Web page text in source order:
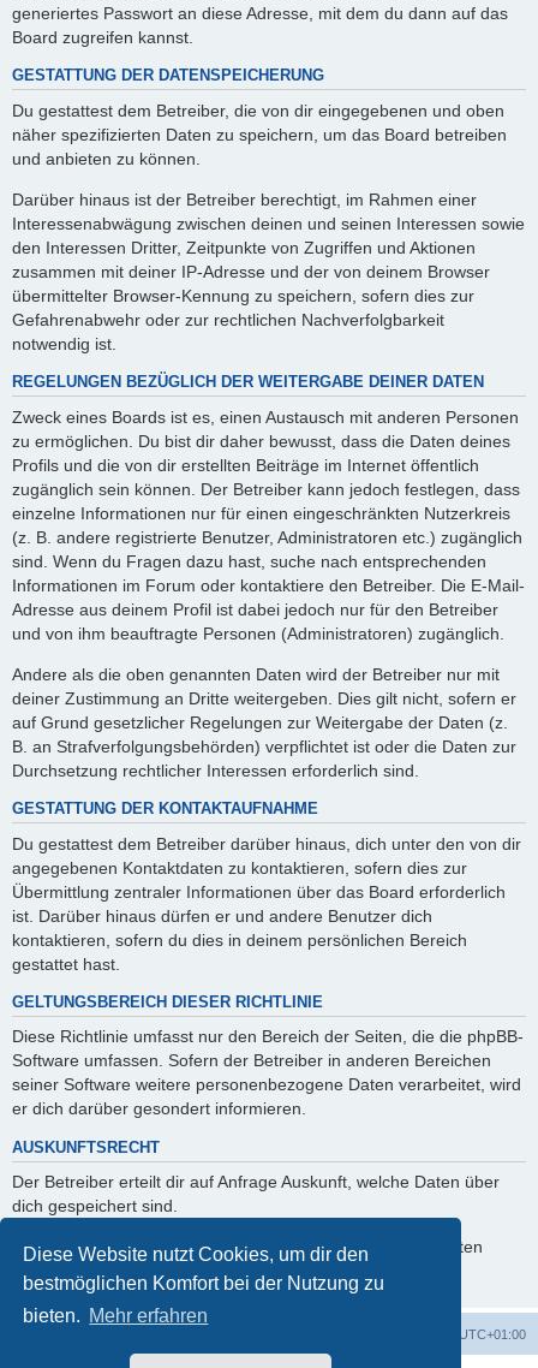
Diese Website nutzt Cookies, um dir den
bestmöglichen Komfort bei der Nutzung zu
bieten. Mehr erfahren
generiertes Passwort an diese Adresse, mit dem du dann auf das
Board zugreifen kannst.
GESTATTUNG DER DATENSPEICHERUNG
Du gestattest dem Betreiber, die von dir eingegebenen und oben
näher spezifizierten Daten zu speichern, um das Board betreiben
und anbieten zu können.
Darüber hinaus ist der Betreiber berechtigt, im Rahmen einer
Interessenabwägung zwischen deinen und seinen Interessen sowie
den Interessen Dritter, Zeitpunkte von Zugriffen und Aktionen
zusammen mit deiner IP-Adresse und der von deinem Browser
übermittelter Browser-Kennung zu speichern, sofern dies zur
Gefahrenabwehr oder zur rechtlichen Nachverfolgbarkeit
notwendig ist.
REGELUNGEN BEZÜGLICH DER WEITERGABE DEINER DATEN
Zweck eines Boards ist es, einen Austausch mit anderen Personen
zu ermöglichen. Du bist dir daher bewusst, dass die Daten deines
Profils und die von dir erstellten Beiträge im Internet öffentlich
zugänglich sein können. Der Betreiber kann jedoch festlegen, dass
einzelne Informationen nur für einen eingeschränkten Nutzerkreis
(z. B. andere registrierte Benutzer, Administratoren etc.) zugänglich
sind. Wenn du Fragen dazu hast, suche nach entsprechenden
Informationen im Forum oder kontaktiere den Betreiber. Die E-Mail-
Adresse aus deinem Profil ist dabei jedoch nur für den Betreiber
und von ihm beauftragte Personen (Administratoren) zugänglich.
Andere als die oben genannten Daten wird der Betreiber nur mit
deiner Zustimmung an Dritte weitergeben. Dies gilt nicht, sofern er
auf Grund gesetzlicher Regelungen zur Weitergabe der Daten (z.
B. an Strafverfolgungsbehörden) verpflichtet ist oder die Daten zur
Durchsetzung rechtlicher Interessen erforderlich sind.
GESTATTUNG DER KONTAKTAUFNAHME
Du gestattest dem Betreiber darüber hinaus, dich unter den von dir
angegebenen Kontaktdaten zu kontaktieren, sofern dies zur
Übermittlung zentraler Informationen über das Board erforderlich
ist. Darüber hinaus dürfen er und andere Benutzer dich
kontaktieren, sofern du dies in deinem persönlichen Bereich
gestattet hast.
GELTUNGSBEREICH DIESER RICHTLINIE
Diese Richtlinie umfasst nur den Bereich der Seiten, die die phpBB-
Software umfassen. Sofern der Betreiber in anderen Bereichen
seiner Software weitere personenbezogene Daten verarbeitet, wird
er dich darüber gesondert informieren.
AUSKUNFTSRECHT
Der Betreiber erteilt dir auf Anfrage Auskunft, welche Daten über
dich gespeichert sind.
Du kannst jederzeit die Löschung bzw. Sperrung deiner Daten
verlangen. Kontaktiere hierzu bitte den Betreiber.
UTC+01:00